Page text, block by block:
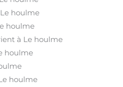
houlme
houlme
à Le houlme
houlme
houlme